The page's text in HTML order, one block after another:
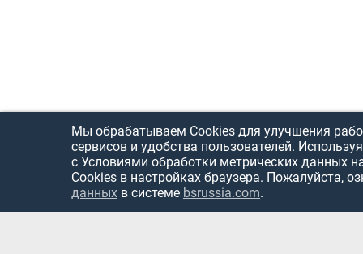
Мы обрабатываем Cookies для улучшения
сервисов и удобства пользователей.
с Условиями обработки метрических данных
Cookies в настройках браузера. Пожалуйста,
данных в системе bsrussia.com.